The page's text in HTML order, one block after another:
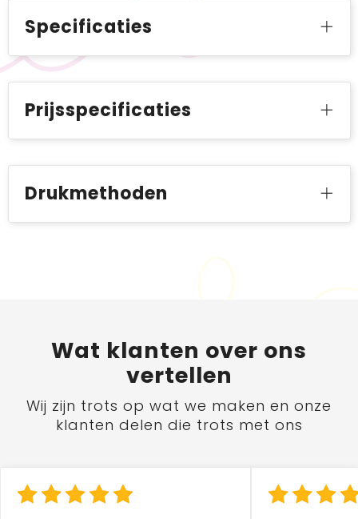
Specificaties
Prijsspecificaties
Drukmethoden
Wat klanten over ons
vertellen
Wij zijn trots op wat we maken en onze
klanten delen die trots met ons